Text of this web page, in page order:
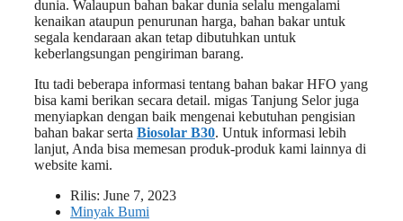
dunia. Walaupun bahan bakar dunia selalu mengalami
kenaikan ataupun penurunan harga, bahan bakar untuk
segala kendaraan akan tetap dibutuhkan untuk
keberlangsungan pengiriman barang.
Itu tadi beberapa informasi tentang bahan bakar HFO yang
bisa kami berikan secara detail. migas Tanjung Selor juga
menyiapkan dengan baik mengenai kebutuhan pengisian
bahan bakar serta Biosolar B30. Untuk informasi lebih
lanjut, Anda bisa memesan produk-produk kami lainnya di
website kami.
Rilis: June 7, 2023
Minyak Bumi